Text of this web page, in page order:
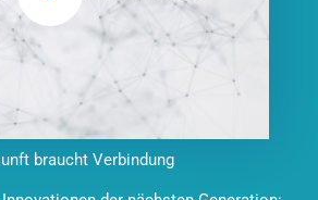
braucht Verbindung